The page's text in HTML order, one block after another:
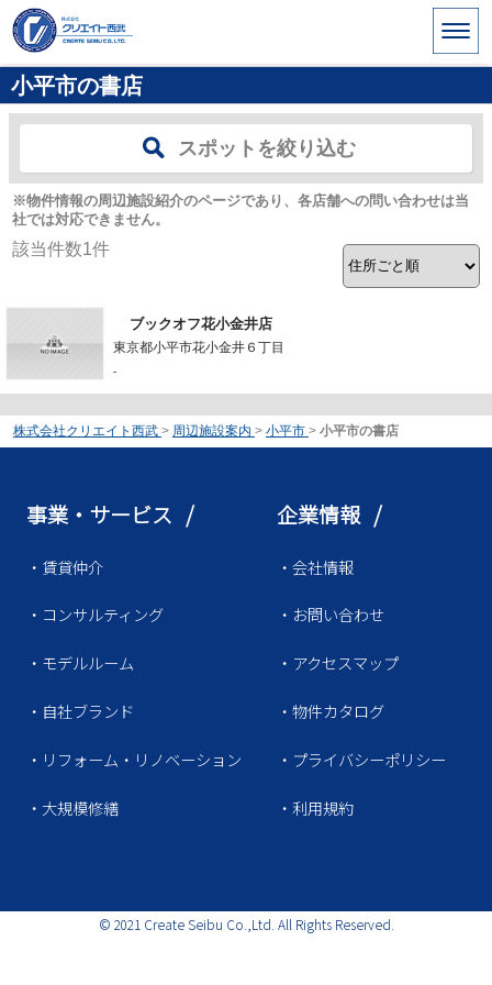
小平市の書店
スポットを絞り込む
※物件情報の周辺施設紹介のページであり、各店舗への問い合わせは当
社では対応できません。
該当件数1件
ブックオフ花小金井店
東京都小平市花小金井６丁目
-
株式会社クリエイト西武 > 周辺施設案内 > 小平市 > 小平市の書店
事業・サービス /
・賃貸仲介
・コンサルティング
・モデルルーム
・自社ブランド
・リフォーム・リノベーション
・大規模修繕
企業情報 /
・会社情報
・お問い合わせ
・アクセスマップ
・物件カタログ
・プライバシーポリシー
・利用規約
© 2021 Create Seibu Co.,Ltd. All Rights Reserved.